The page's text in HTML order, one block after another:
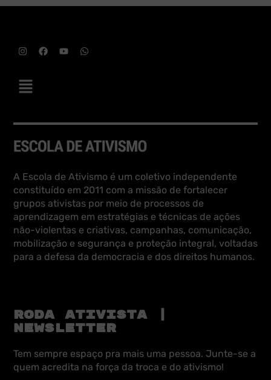
A Escola de Ativismo é um coletivo independente
constituído em 2011 com a missão de fortalecer
grupos ativistas por meio de processos de
aprendizagem em estratégias e técnicas de ações
não-violentas e criativas, campanhas, comunicação,
mobilização e segurança e proteção integral, voltadas
para a defesa da democracia e dos direitos humanos.
RODA ATIVISTA |
NEWSLETTER
Tem sempre espaço pra mais uma pessoa. Junte-se a
quem acredita na força da troca e do ativismo!